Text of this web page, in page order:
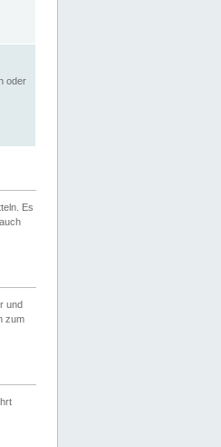
oder
Es
und
zum